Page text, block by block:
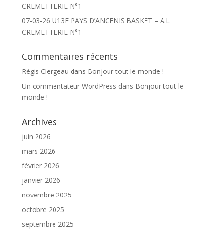
CREMETTERIE N°1
07-03-26 U13F PAYS D’ANCENIS BASKET – A.L
CREMETTERIE N°1
Commentaires récents
Régis Clergeau dans Bonjour tout le monde !
Un commentateur WordPress dans Bonjour tout le
monde !
Archives
juin 2026
mars 2026
février 2026
janvier 2026
novembre 2025
octobre 2025
septembre 2025